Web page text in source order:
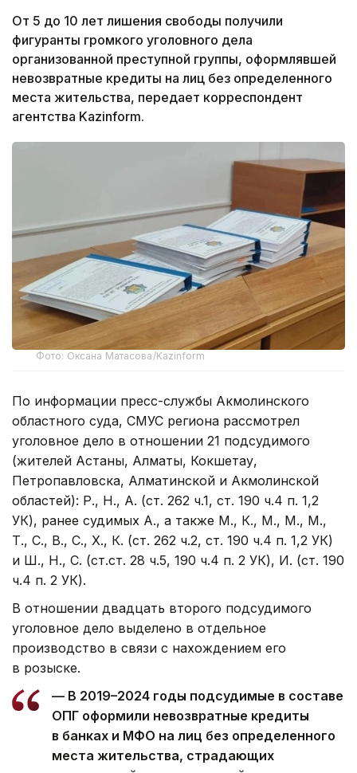
От 5 до 10 лет лишения свободы получили
фигуранты громкого уголовного дела
организованной преступной группы, оформлявшей
невозвратные кредиты на лиц без определенного
места жительства, передает корреспондент
агентства Kazinform.
Фото: Оксана Матасова/Kazinform
По информации пресс-службы Акмолинского
областного суда, СМУС региона рассмотрел
уголовное дело в отношении 21 подсудимого
(жителей Астаны, Алматы, Кокшетау,
Петропавловска, Алматинской и Акмолинской
областей): Р., Н., А. (ст. 262 ч.1, ст. 190 ч.4 п. 1,2
УК), ранее судимых А., а также М., К., М., М., М.,
Т., С., В., С., Х., К. (ст. 262 ч.2, ст. 190 ч.4 п. 1,2 УК)
и Ш., Н., С. (ст.ст. 28 ч.5, 190 ч.4 п. 2 УК), И. (ст. 190
ч.4 п. 2 УК).
В отношении двадцать второго подсудимого
уголовное дело выделено в отдельное
производство в связи с нахождением его
в розыске.
— В 2019–2024 годы подсудимые в составе
ОПГ оформили невозвратные кредиты
в банках и МФО на лиц без определенного
места жительства, страдающих